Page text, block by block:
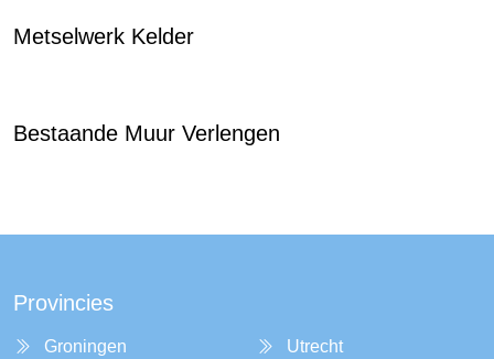
Metselwerk Kelder
Bestaande Muur Verlengen
Provincies
Groningen
Utrecht